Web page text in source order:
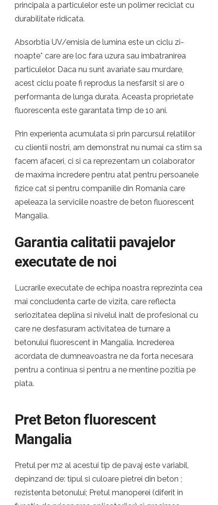
principala a particulelor este un polimer reciclat cu
durabilitate ridicata.
Absorbtia UV/emisia de lumina este un ciclu zi-
noapte* care are loc fara uzura sau imbatranirea
particulelor. Daca nu sunt avariate sau murdare,
acest ciclu poate fi reprodus la nesfarsit si are o
performanta de lunga durata. Aceasta proprietate
fluorescenta este garantata timp de 10 ani.
Prin experienta acumulata si prin parcursul relatiilor
cu clientii nostri, am demonstrat nu numai ca stim sa
facem afaceri, ci si ca reprezentam un colaborator
de maxima incredere pentru atat pentru persoanele
fizice cat si pentru companiile din Romania care
apeleaza la serviciile noastre de beton fluorescent
Mangalia.
Garantia calitatii pavajelor
executate de noi
Lucrarile executate de echipa noastra reprezinta cea
mai concludenta carte de vizita, care reflecta
seriozitatea deplina si nivelul inalt de profesional cu
care ne desfasuram activitatea de turnare a
betonului fluorescent in Mangalia. Increderea
acordata de dumneavoastra ne da forta necesara
pentru a continua si pentru a ne mentine pozitia pe
piata.
Pret Beton fluorescent
Mangalia
Pretul per m2 al acestui tip de pavaj este variabil,
depinzand de: tipul si culoare pietrei din beton ;
rezistenta betonului; Pretul manoperei (diferit in